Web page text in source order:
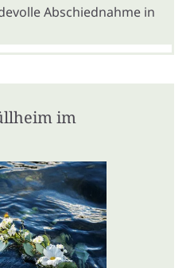
Abschiednahme in
im